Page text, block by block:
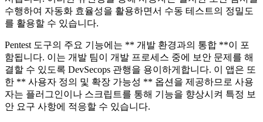
수행하여 자동화 효율성을 활용하면서 수동 테스트의 정밀도
를 활용할 수 있습니다.
Pentest 도구의 주요 기능에는 ** 개발 환경과의 통합 **이 포
함됩니다. 이는 개발 팀이 개발 프로세스 중에 보안 문제를 해
결할 수 있도록 DevSecops 관행을 용이하게합니다. 이 앱은 또
한 ** 사용자 정의 및 확장 가능성 ** 옵션을 제공하므로 사용
자는 플러그인이나 스크립트를 통해 기능을 향상시켜 특정 보
안 요구 사항에 적응할 수 있습니다.